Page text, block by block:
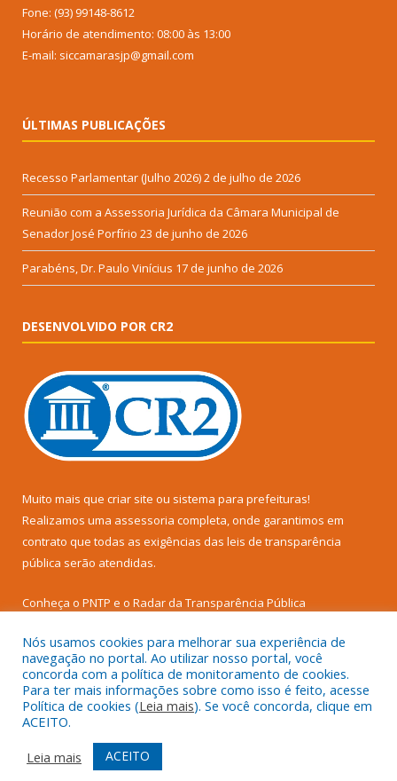
Fone: (93) 99148-8612
Horário de atendimento: 08:00 às 13:00
E-mail: siccamarasjp@gmail.com
ÚLTIMAS PUBLICAÇÕES
Recesso Parlamentar (Julho 2026)2 de julho de 2026
Reunião com a Assessoria Jurídica da Câmara Municipal de
Senador José Porfírio 23 de junho de 2026
Parabéns, Dr. Paulo Vinícius 17 de junho de 2026
DESENVOLVIDO POR CR2
Muito mais que criar site ou sistema para prefeituras!
Realizamos uma assessoria completa, onde garantimos em
contrato que todas as exigências das leis de transparência
pública serão atendidas.
Conheça o PNTP e o Radar da Transparência Pública
Todos os direitos reservados a Câmara Municipal de Senador
José Porfírio.
Mapa do Site
Acessar Área Administrativa
Acessar Webmail
Nós usamos cookies para melhorar sua experiência de
navegação no portal. Ao utilizar nosso portal, você
concorda com a política de monitoramento de cookies.
Para ter mais informações sobre como isso é feito, acesse
Política de cookies (Leia mais). Se você concorda, clique em
ACEITO.
Leia mais
ACEITO